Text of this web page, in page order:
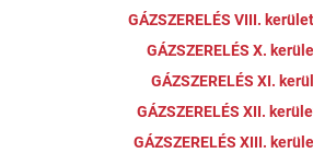
GÁZSZERELÉS VIII.
GÁZSZERELÉS X.
GÁZSZERELÉS XI.
GÁZSZERELÉS XII.
GÁZSZERELÉS XIII.